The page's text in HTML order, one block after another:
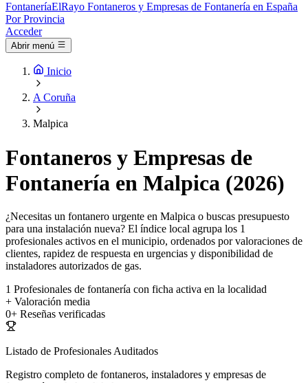
FontaneríaElRayo Fontaneros y Empresas de Fontanería en España
Por Provincia
Acceder
Abrir menú
Inicio
A Coruña
Malpica
Fontaneros y Empresas de
Fontanería en Malpica (2026)
¿Necesitas un fontanero urgente en Malpica o buscas presupuesto
para una instalación nueva? El índice local agrupa los 1
profesionales activos en el municipio, ordenados por valoraciones de
clientes, rapidez de respuesta en urgencias y disponibilidad de
instaladores autorizados de gas.
1 Profesionales de fontanería con ficha activa en la localidad
+ Valoración media
0+ Reseñas verificadas
Listado de Profesionales Auditados
Registro completo de fontaneros, instaladores y empresas de